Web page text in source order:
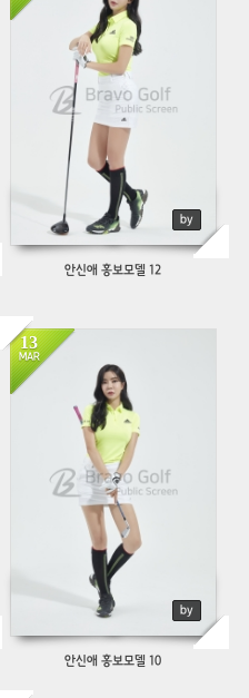
by
안신애 홍보모델 12
13
MAR
by
705
안신애 홍보모델 10